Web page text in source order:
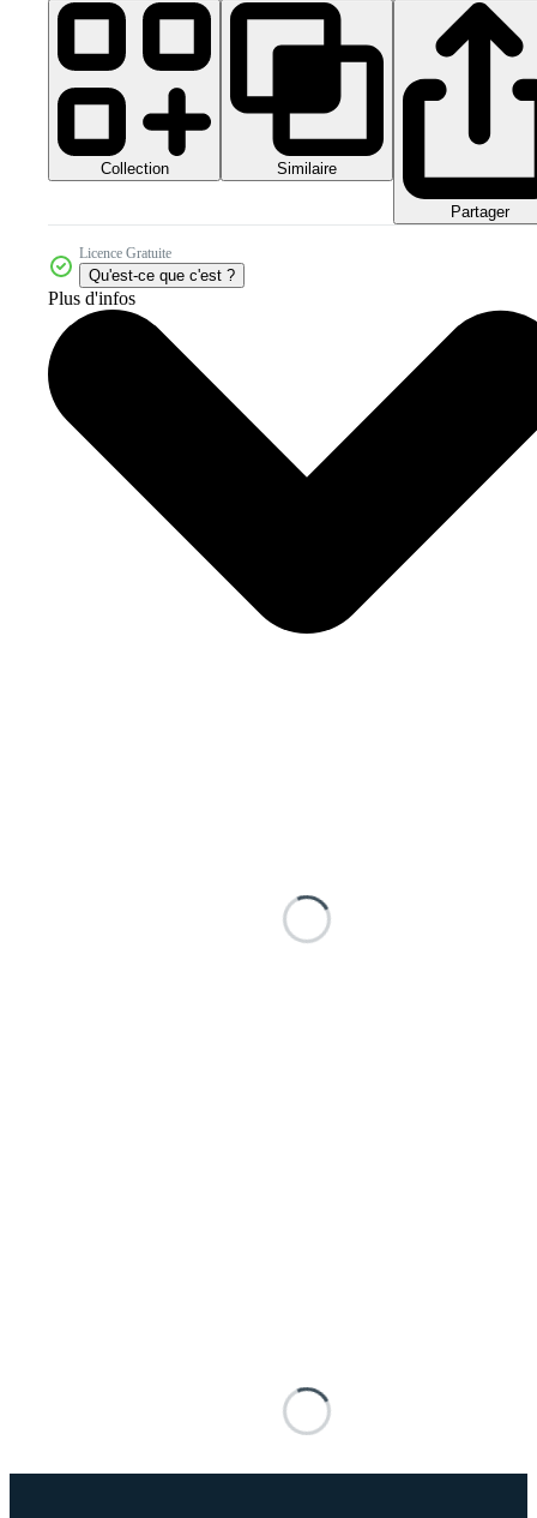
Collection Similaire
Partager
Licence Gratuite
Qu'est-ce que c'est ?
Plus d'infos